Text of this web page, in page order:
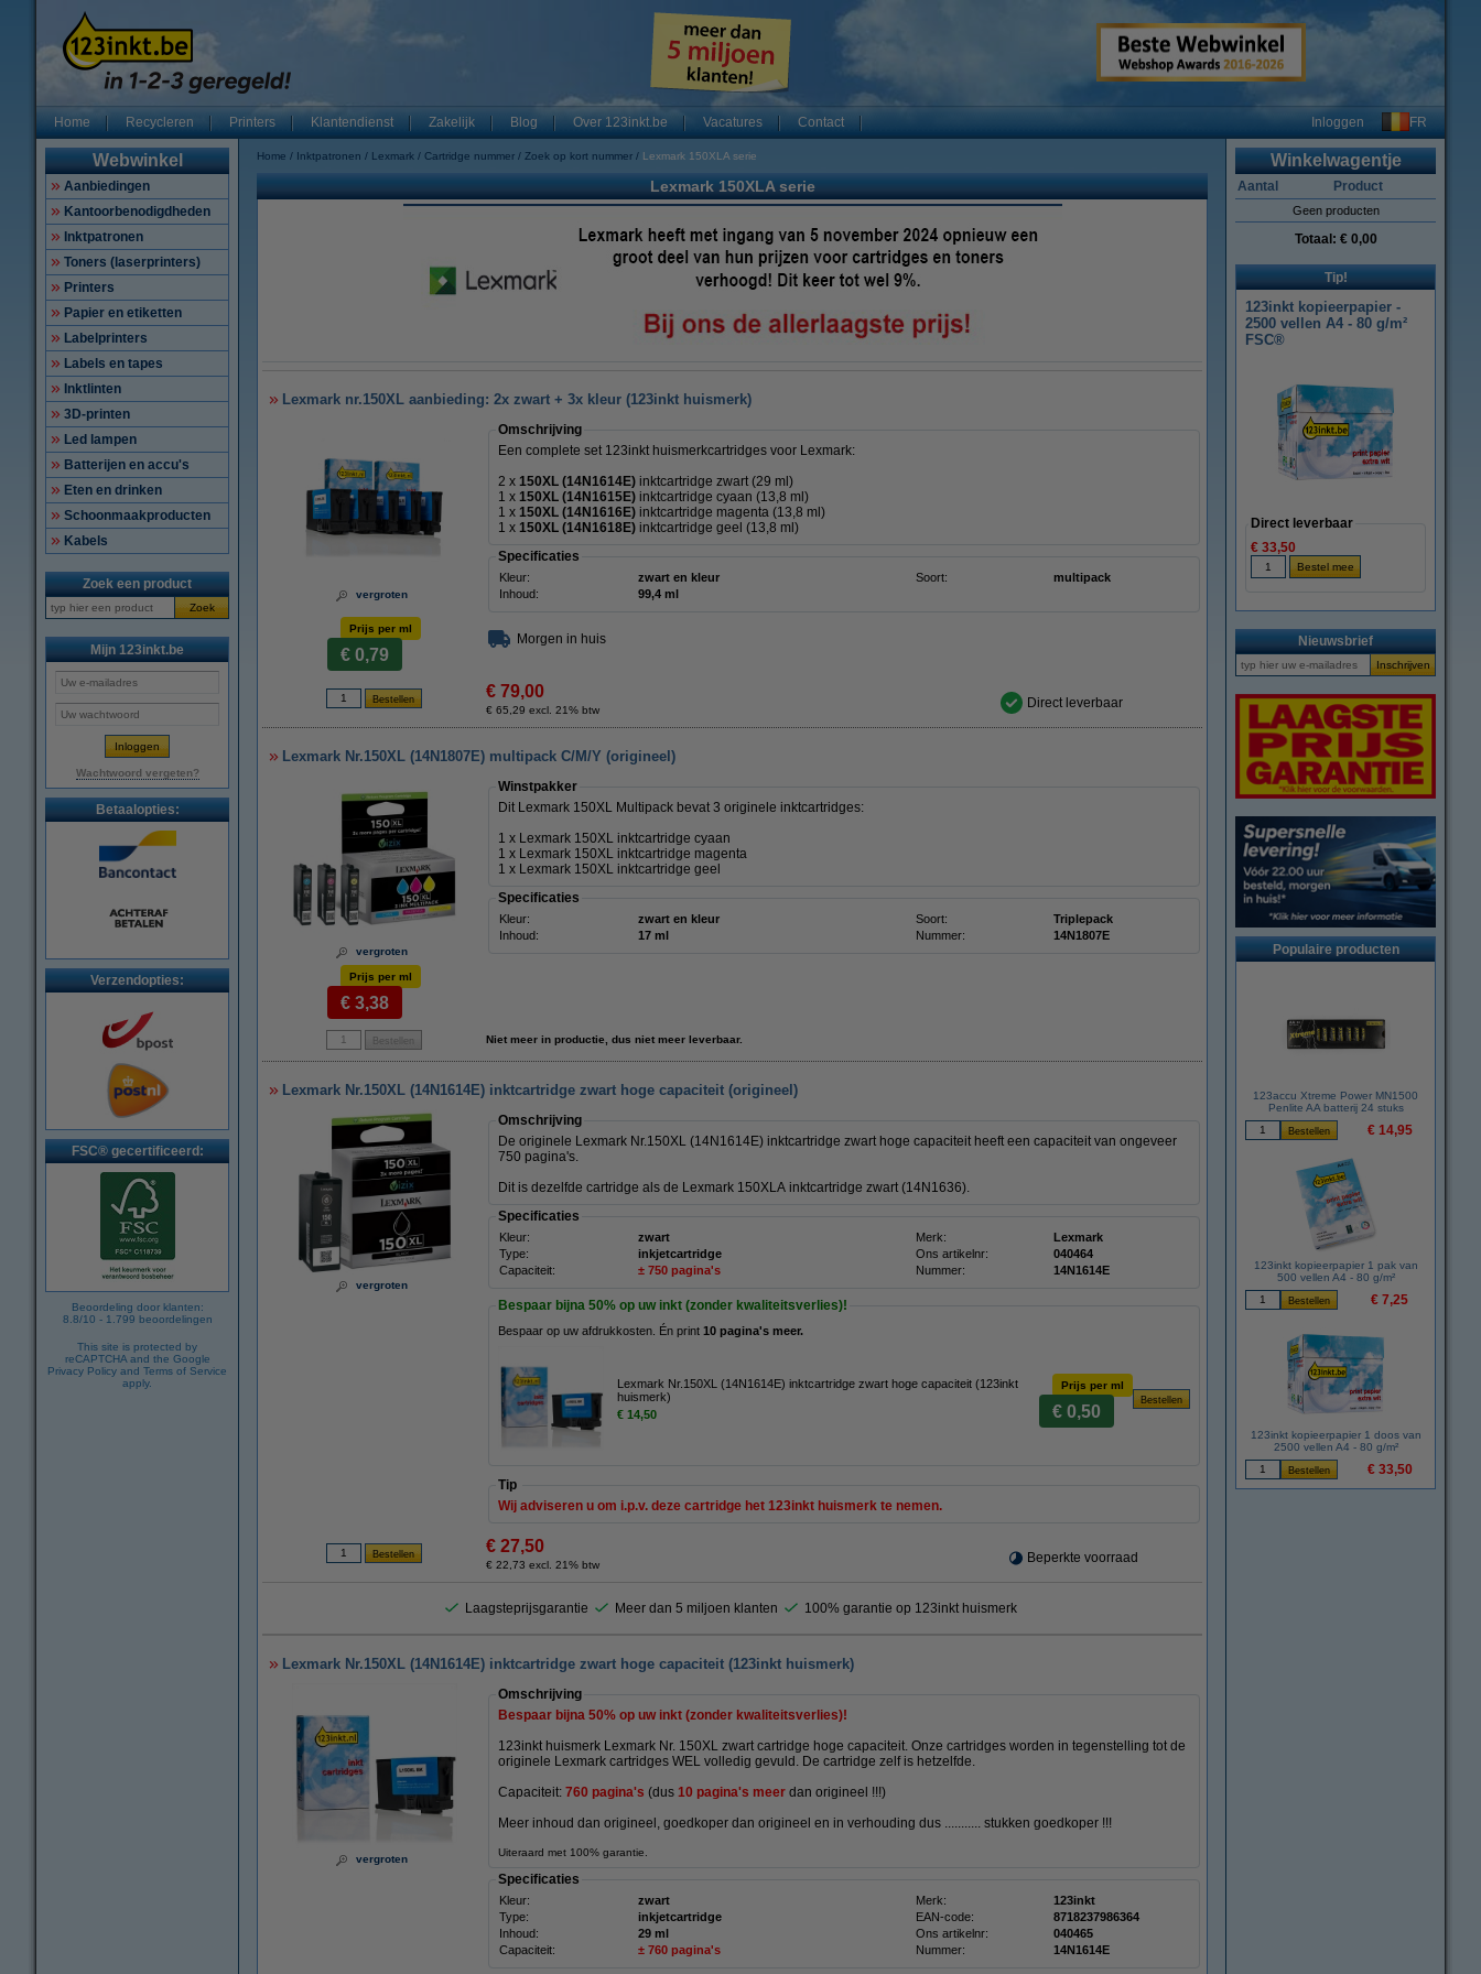
Home Recycleren Printers Klantendienst Zakelijk Blog Over 123inkt.be Vacatures Contact Inloggen FR
Webwinkel
Aanbiedingen
Kantoorbenodigdheden
Inktpatronen
Toners (laserprinters)
Printers
Papier en etiketten
Labelprinters
Labels en tapes
Inktlinten
3D-printen
Led lampen
Batterijen en accu's
Eten en drinken
Schoonmaakproducten
Kabels
Zoek een product
Zoek
Mijn 123inkt.be
Wachtwoord vergeten?
Betaalopties:
Verzendopties:
FSC® gecertificeerd:
Beoordeling door klanten:
8.8/10 - 1.799 beoordelingen
This site is protected by
reCAPTCHA and the Google
Privacy Policy and Terms of Service
apply.
Home Inktpatronen Lexmark Cartridge nummer Zoek op kort nummer Lexmark 150XLA serie
Lexmark 150XLA serie
Lexmark nr.150XL aanbieding: 2x zwart + 3x kleur (123inkt huismerk)
vergroten
Omschrijving
Een complete set 123inkt huismerkcartridges voor Lexmark:
2 x 150XL (14N1614E) inktcartridge zwart (29 ml)
1 x 150XL (14N1615E) inktcartridge cyaan (13,8 ml)
1 x 150XL (14N1616E) inktcartridge magenta (13,8 ml)
1 x 150XL (14N1618E) inktcartridge geel (13,8 ml)
Specificaties
Kleur: zwart en kleur Soort:
multipack
Inhoud:
99,4 ml
Prijs per ml
€ 0,79
Morgen in huis
€ 79,00
€ 65,29 excl. 21% btw Direct leverbaar
Lexmark Nr.150XL (14N1807E) multipack C/M/Y (origineel)
vergroten
Winstpakker
Dit Lexmark 150XL Multipack bevat 3 originele inktcartridges:
1 x Lexmark 150XL inktcartridge cyaan
1 x Lexmark 150XL inktcartridge magenta
1 x Lexmark 150XL inktcartridge geel
Specificaties
Kleur: zwart en kleur Soort:
Triplepack
Inhoud:
17 ml Nummer: 14N1807E
Prijs per ml
€ 3,38
Niet meer in productie, dus niet meer leverbaar.
Lexmark Nr.150XL (14N1614E) inktcartridge zwart hoge capaciteit (origineel)
vergroten
Omschrijving
De originele Lexmark Nr.150XL (14N1614E) inktcartridge zwart hoge capaciteit heeft een capaciteit van ongeveer
750 pagina's.
Dit is dezelfde cartridge als de Lexmark 150XLA inktcartridge zwart (14N1636).
Specificaties
Kleur: zwart Merk:
Lexmark
Type:
inkjetcartridge Ons artikelnr:
040464
Capaciteit:
± 750 pagina's Nummer: 14N1614E
Bespaar bijna 50% op uw inkt (zonder kwaliteitsverlies)!
Bespaar op uw afdrukkosten. Én print 10 pagina's meer.
Lexmark Nr.150XL (14N1614E) inktcartridge zwart hoge capaciteit (123inkt
huismerk)
€ 14,50
Prijs per ml
€ 0,50
Tip
Wij adviseren u om i.p.v. deze cartridge het 123inkt huismerk te nemen.
€ 27,50
€ 22,73 excl. 21% btw Beperkte voorraad
Laagsteprijsgarantie Meer dan 5 miljoen klanten 100% garantie op 123inkt huismerk
Lexmark Nr.150XL (14N1614E) inktcartridge zwart hoge capaciteit (123inkt huismerk)
vergroten
Omschrijving
Bespaar bijna 50% op uw inkt (zonder kwaliteitsverlies)!
123inkt huismerk Lexmark Nr. 150XL zwart cartridge hoge capaciteit. Onze cartridges worden in tegenstelling tot de
originele Lexmark cartridges WEL volledig gevuld. De cartridge zelf is hetzelfde.
Capaciteit: 760 pagina's (dus 10 pagina's meer dan origineel !!!)
Meer inhoud dan origineel, goedkoper dan origineel en in verhouding dus ........... stukken goedkoper !!!
Uiteraard met 100% garantie.
Specificaties
Kleur: zwart Merk:
123inkt
Type:
inkjetcartridge EAN-code:
8718237986364
Inhoud:
29 ml Ons artikelnr:
040465
Capaciteit:
± 760 pagina's Nummer: 14N1614E
Winkelwagentje
Aantal Product
Geen producten
Totaal: € 0,00
Tip!
123inkt kopieerpapier -
2500 vellen A4 - 80 g/m²
FSC®
Direct leverbaar
€ 33,50
Nieuwsbrief
Populaire producten
123accu Xtreme Power MN1500
Penlite AA batterij 24 stuks
€ 14,95
123inkt kopieerpapier 1 pak van
500 vellen A4 - 80 g/m²
€ 7,25
123inkt kopieerpapier 1 doos van
2500 vellen A4 - 80 g/m²
€ 33,50